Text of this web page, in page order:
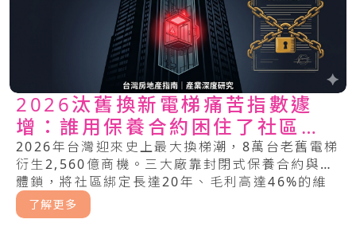
2026汰舊換新電梯痛苦指數遽
增：誰用保養合約困住了社區管
委會？
2026年台灣迎來史上最大換梯潮，8萬台老舊電梯
衍生2,560億商機。三大廠靠封閉式保養合約與軟
體鎖，將社區綁定長達20年、毛利高達46%的維
修暴利中。管委會該如何突破這場不平等的電梯困
局？.....
了解更多